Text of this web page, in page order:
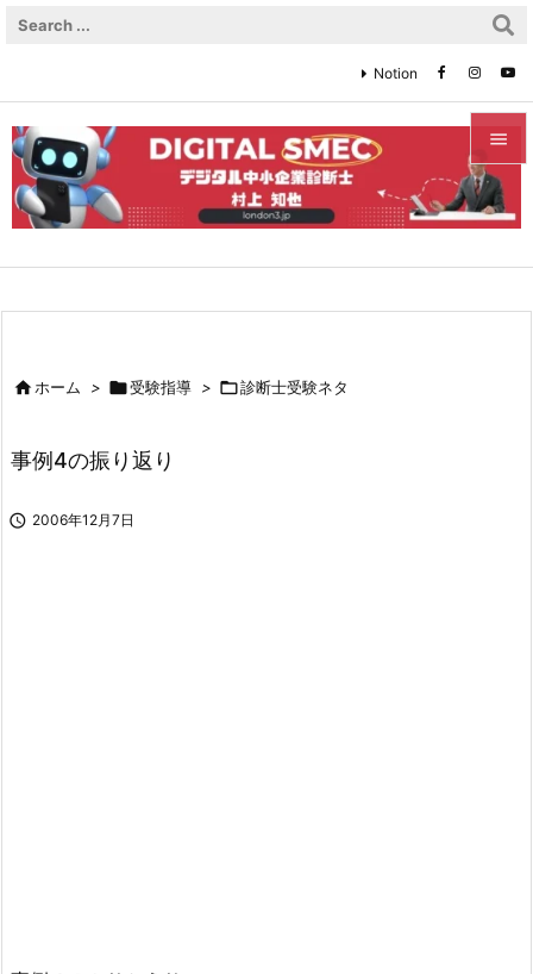


メニュ

Notion
ホーム > 受験指導 > 診断士受験ネタ
事例4の振り返り
 2006年12月7日